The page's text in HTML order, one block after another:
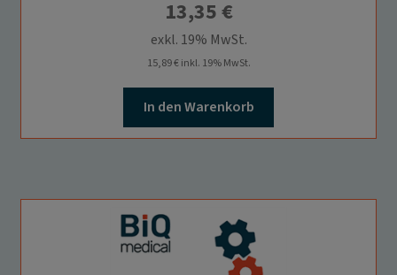
13,35€
exkl. 19% MwSt.
15,89€inkl. 19% MwSt.
In den Warenkorb